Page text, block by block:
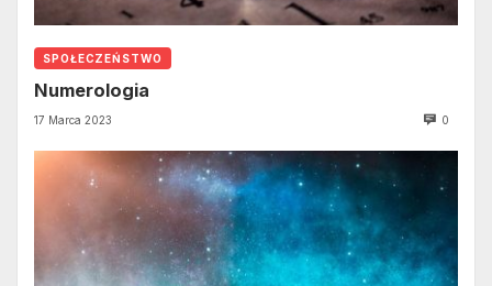
SPOŁECZEŃSTWO
Numerologia
17 Marca 2023 0